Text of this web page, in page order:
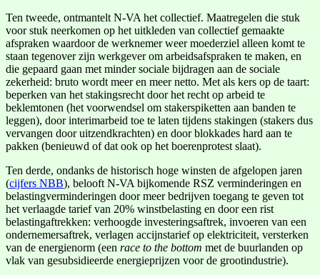
Ten tweede, ontmantelt N-VA het collectief. Maatregelen die stuk
voor stuk neerkomen op het uitkleden van collectief gemaakte
afspraken waardoor de werknemer weer moederziel alleen komt te
staan tegenover zijn werkgever om arbeidsafspraken te maken, en
die gepaard gaan met minder sociale bijdragen aan de sociale
zekerheid: bruto wordt meer en meer netto. Met als kers op de taart:
beperken van het stakingsrecht door het recht op arbeid te
beklemtonen (het voorwendsel om stakerspiketten aan banden te
leggen), door interimarbeid toe te laten tijdens stakingen (stakers dus
vervangen door uitzendkrachten) en door blokkades hard aan te
pakken (benieuwd of dat ook op het boerenprotest slaat).
Ten derde, ondanks de historisch hoge winsten de afgelopen jaren
(cijfers NBB), belooft N-VA bijkomende RSZ verminderingen en
belastingverminderingen door meer bedrijven toegang te geven tot
het verlaagde tarief van 20% winstbelasting en door een rist
belastingaftrekken: verhoogde investeringsaftrek, invoeren van een
ondernemersaftrek, verlagen accijnstarief op elektriciteit, versterken
van de energienorm (een race to the bottom met de buurlanden op
vlak van gesubsidieerde energieprijzen voor de grootindustrie).